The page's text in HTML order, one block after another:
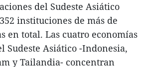
del Sudeste Asiático
instituciones de más de
en total. Las cuatro economías
Sudeste Asiático -Indonesia,
y Tailandia- concentran